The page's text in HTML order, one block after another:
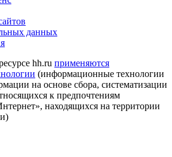
данных
hh.ru применяются
(информационные технологии
на основе сбора, систематизации
к предпочтениям
находящихся на территории